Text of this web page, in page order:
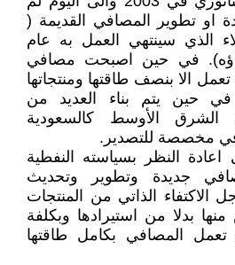
او تطوير المصافي القديمة (
الذي سينتهي العمل به عام
تم انهاؤه). في حين اصبحت مصافي
تعمل الا بنصف طاقتها ومنتجاتها
حين يتم بناء العديد من
الأوسط كالسعودية
مخصصة للتصدير.
اعادة النظر بسياسته النفطية
جديدة وتطوير وتحديث
الاكتفاء الذاتي من المنتجات
بدلا من استيرادها وبكلفة
المصافي بكامل طاقتها